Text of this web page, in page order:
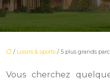
/ Loisirs & sports / 5 plus grands
Vous cherchez